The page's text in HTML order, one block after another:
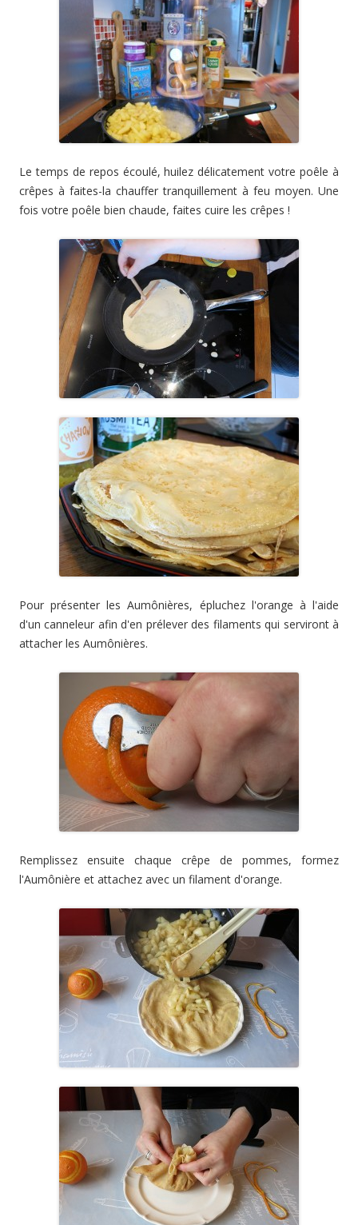
Le temps de repos écoulé, huilez délicatement votre poêle à
crêpes à faites-la chauffer tranquillement à feu moyen. Une
fois votre poêle bien chaude, faites cuire les crêpes !
Pour présenter les Aumônières, épluchez l'orange à l'aide
d'un canneleur afin d'en prélever des filaments qui serviront à
attacher les Aumônières.
Remplissez ensuite chaque crêpe de pommes, formez
l'Aumônière et attachez avec un filament d'orange.